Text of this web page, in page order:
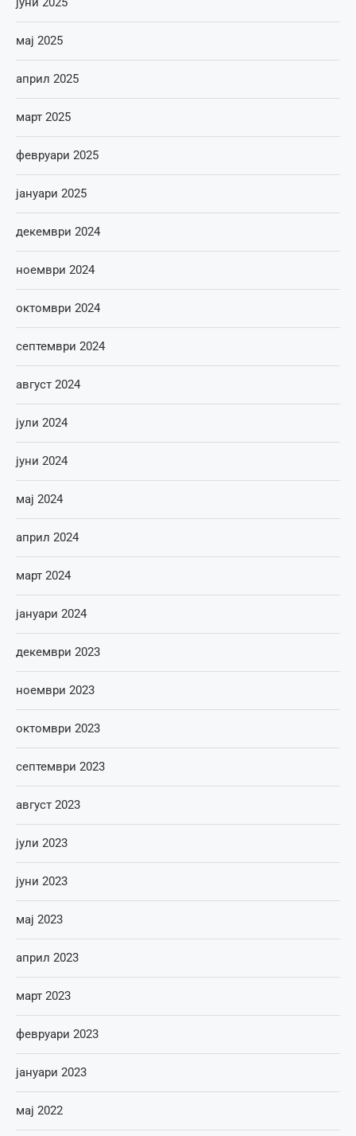
мај 2025
април 2025
март 2025
февруари 2025
јануари 2025
декември 2024
ноември 2024
октомври 2024
септември 2024
август 2024
јули 2024
јуни 2024
мај 2024
април 2024
март 2024
јануари 2024
декември 2023
ноември 2023
октомври 2023
септември 2023
август 2023
јули 2023
јуни 2023
мај 2023
април 2023
март 2023
февруари 2023
јануари 2023
мај 2022